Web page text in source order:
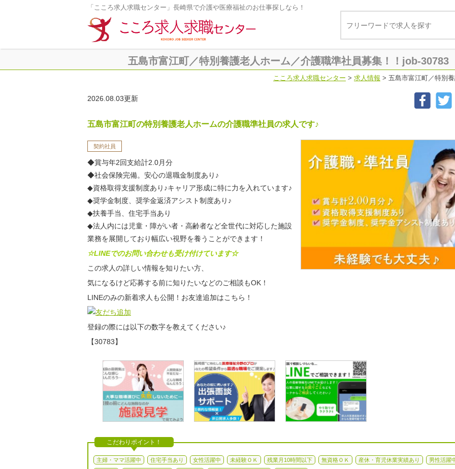
「こころ求人求職センター」長崎県で介護や医療福祉のお仕事探しなら！
五島市富江町／特別養護老人ホーム／介護職準社員募集！！job-30783
こころ求人求職センター > 求人情報 > 五島市富江町／特別
2026.08.03更新
五島市富江町の特別養護老人ホームの介護職準社員の求人です♪
契約社員
◆賞与年2回支給計2.0月分
◆社会保険完備。安心の退職金制度あり♪
◆資格取得支援制度あり♪キャリア形成に特に力を入れています♪
◆奨学金制度、奨学金返済アシスト制度あり♪
◆扶養手当、住宅手当あり
◆法人内には児童・障がい者・高齢者など全世代に対応した施設
業務を展開しており幅広い視野を養うことができます！
☆LINEでのお問い合わせも受け付けています☆
この求人の詳しい情報を知りたい方、
気になるけど応募する前に知りたいなどのご相談もOK！
LINEのみの新着求人も公開！お友達追加はこちら！
登録の際には以下の数字を教えてください♪
【30783】
こだわりポイント！
主婦・ママ活躍中 住宅手当あり 女性活躍中 未経験ＯＫ 残業月10時間以下 無資格ＯＫ 産休・育児休業実績あり 男性活躍